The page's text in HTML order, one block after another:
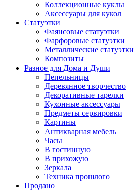
Коллекционные куклы
Аксессуары для кукол
Статуэтки
Фаянсовые статуэтки
Фарфоровые статуэтки
Металлические статуэтки
Композиты
Разное для Дома и Души
Пепельницы
Деревянное творчество
Декоративные тарелки
Кухонные аксессуары
Предметы сервировки
Картины
Антикварная мебель
Часы
В гостинную
В прихожую
Зеркала
Техника прошлого
Продано